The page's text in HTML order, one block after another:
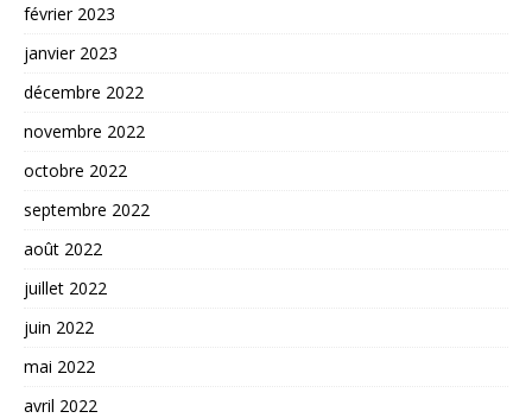
février 2023
janvier 2023
décembre 2022
novembre 2022
octobre 2022
septembre 2022
août 2022
juillet 2022
juin 2022
mai 2022
avril 2022